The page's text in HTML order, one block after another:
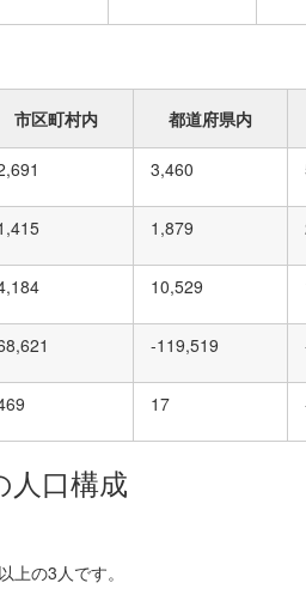
市区町村内 都道府県内
3,460
1,879
10,529
-119,519
17
人口構成
の3人です。